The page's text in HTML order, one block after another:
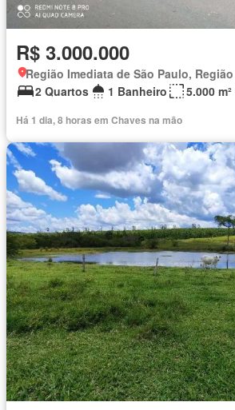
R$ 3.000.000
2 Quartos
1 Banheiro 5.000 m²
Há 1 dia, 8 horas em Chaves na mão